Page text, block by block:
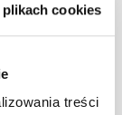
plikach cookies
treści
o API